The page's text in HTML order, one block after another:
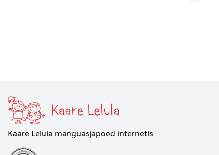
Kaare Lelula mänguasjapood internetis